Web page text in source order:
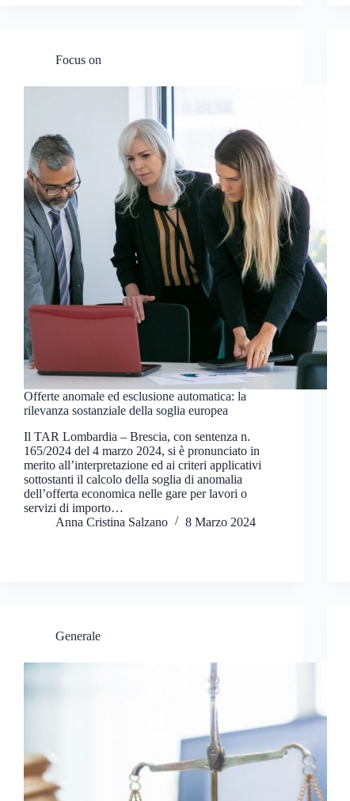
Focus on
Offerte anomale ed esclusione automatica: la
rilevanza sostanziale della soglia europea
Il TAR Lombardia – Brescia, con sentenza n.
165/2024 del 4 marzo 2024, si è pronunciato in
merito all’interpretazione ed ai criteri applicativi
sottostanti il calcolo della soglia di anomalia
dell’offerta economica nelle gare per lavori o
servizi di importo…
Anna Cristina Salzano
8 Marzo 2024
Generale